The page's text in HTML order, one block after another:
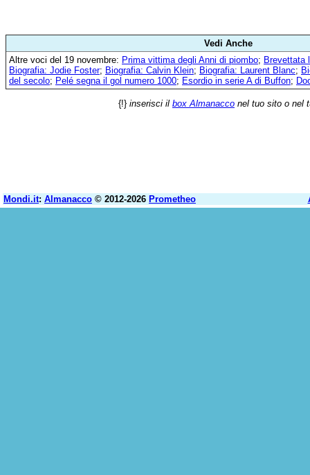
Vedi Anche
Altre voci del 19 novembre: Prima vittima degli Anni di piombo; Brevettata
Biografia: Jodie Foster; Biografia: Calvin Klein; Biografia: Laurent Blanc;
del secolo; Pelé segna il gol numero 1000; Esordio in serie A di Buffon;
{!} inserisci il box Almanacco nel tuo sito o nel
Mondi.it: Almanacco © 2012-2026 Prometheo